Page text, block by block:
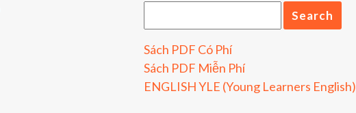
Sách PDF Có Phí
Sách PDF Miễn Phí
ENGLISH YLE (Young Learners English)